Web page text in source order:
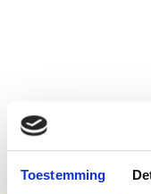
Toestemming